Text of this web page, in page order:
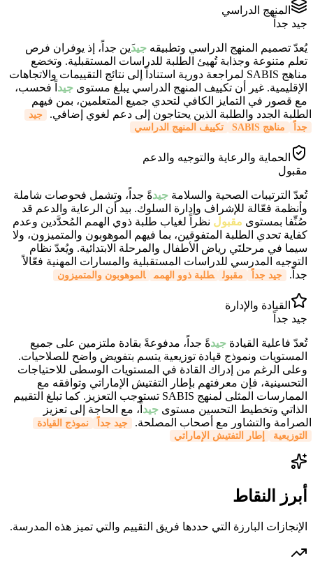
المنهج الدراسي
جيد جداً
يُعدّ تصميم المنهج الدراسي وتطبيقه جيدَين جداً، إذ يوفران فرص
تعلم متنوعة وجذابة تُهيئ الطلبة للدراسات المستقبلية. وتخضع
مناهج SABIS لمراجعة دورية استناداً إلى نتائج التقييمات والاتجاهات
الإقليمية. غير أن تكييف المنهج الدراسي يبلغ مستوى جيد اً فحسب،
مع قصور في التمايز الكافي لتحدي جميع المتعلمين، بمن فيهم
الطلبة الجدد والطلبة الذين يحتاجون إلى دعم لغوي إضافي.
جيد
جداً
مناهج SABIS تكييف المنهج الدراسي
الحماية والرعاية والتوجيه والدعم
مقبول
تُعدّ الترتيبات الصحية والسلامة جيدةً جداً، وتشمل فحوصات شاملة
وأنظمة فعّالة للإشراف وإدارة السلوك. بيد أن الرعاية والدعم قد
صُنِّفا بمستوى مقبول نظراً لغياب طلبة ذوي الهمم المُحدَّدين وعدم
كفاية تحدي الطلبة المتفوقين، بما فيهم الموهوبون والمتميزون، ولا
سيما في مرحلتَي رياض الأطفال والمرحلة الابتدائية. ويُعدّ نظام
التوجيه المدرسي للدراسات المستقبلية والمسارات المهنية فعّالاً
جداً.
جيد جداً مقبول طلبة ذوو الهمم الموهوبون والمتميزون
القيادة والإدارة
جيد جداً
تُعدّ فاعلية القيادة جيدةً جداً، مدفوعةً بقادة ملتزمين على جميع
المستويات ونموذج قيادة توزيعية يتسم بتفويض واضح للصلاحيات.
وعلى الرغم من إدراك القادة في المستويات الوسطى للاحتياجات
التحسينية، فإن معرفتهم بإطار التفتيش الإماراتي وتوافقه مع
الممارسات المثلى لمنهج SABIS تستوجب التعزيز. كما تبلغ التقييم
الذاتي وتخطيط التحسين مستوى جيد اً، مع الحاجة إلى تعزيز
الصرامة والتشاور مع أصحاب المصلحة.
جيد جداً
نموذج القيادة
التوزيعية
إطار التفتيش الإماراتي
أبرز النقاط
الإنجازات البارزة التي حددها فريق التقييم والتي تميز هذه المدرسة.